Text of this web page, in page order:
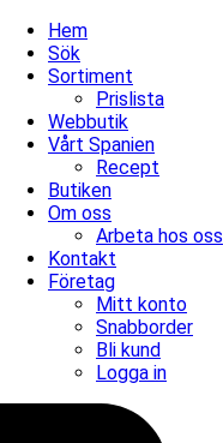
Hem
Sök
Sortiment
Prislista
Webbutik
Vårt Spanien
Recept
Butiken
Om oss
Arbeta hos oss
Kontakt
Företag
Mitt konto
Snabborder
Bli kund
Logga in